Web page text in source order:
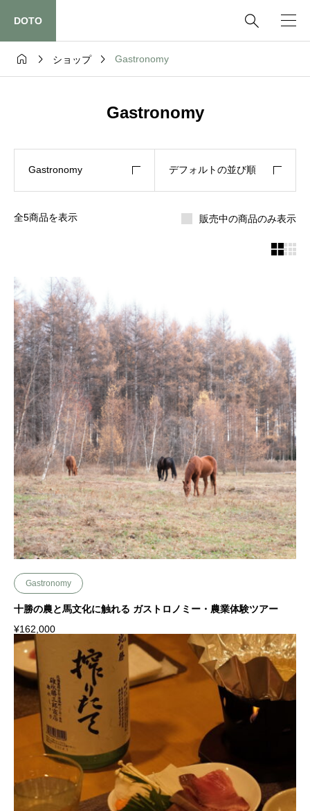
DOTO 
  ショップ  Gastronomy
Gastronomy
全5商品を表示
Gastronomy デフォルトの並び順
販売中の商品のみ表示

Gastronomy
十勝の農と馬文化に触れる ガストロノミー・農業体験ツアー
¥162,000